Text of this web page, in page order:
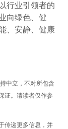
行业引领者的
向绿色、健
、安静、健康
中立，不对所包含
证。请读者仅作参
传递更多信息，并